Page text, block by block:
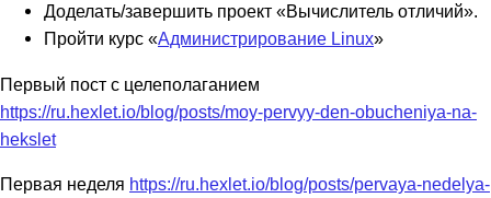
Доделать/завершить проект «Вычислитель отличий».
Пройти курс «Администрирование Linux»
Первый пост с целеполаганием
https://ru.hexlet.io/blog/posts/moy-pervyy-den-obucheniya-na-
hekslet
Первая неделя https://ru.hexlet.io/blog/posts/pervaya-nedelya-